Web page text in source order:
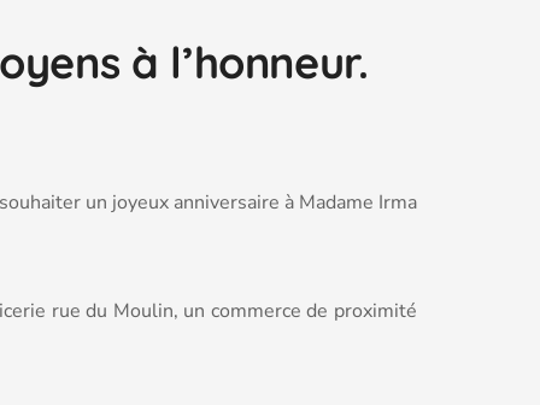
à l’honneur.
un joyeux anniversaire à Madame Irma
rue du Moulin, un commerce de proximité